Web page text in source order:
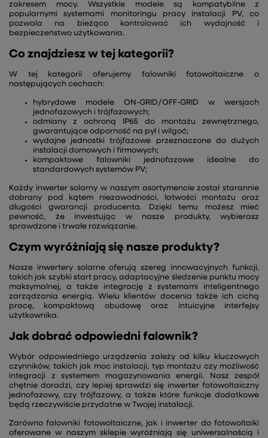
zakresem mocy. Wszystkie modele są kompatybilne z
popularnymi systemami monitoringu pracy instalacji PV, co
pozwala na bieżąco kontrolować ich wydajność i
bezpieczeństwo użytkowania.
Co znajdziesz w tej kategorii?
W tej kategorii oferujemy falowniki fotowoltaiczne o
następujących cechach:
hybrydowe modele ON-GRID/OFF-GRID w wersjach
jednofazowych i trójfazowych;
odmiany z ochroną IP65 do montażu zewnętrznego,
gwarantujące odporność na pył i wilgoć;
wydajne jednostki trójfazowe przeznaczone do dużych
instalacji domowych i firmowych;
kompaktowe falowniki jednofazowe idealne do
standardowych systemów PV;
Każdy inwerter solarny w naszym asortymencie został starannie
dobrany pod kątem niezawodności, łatwości montażu oraz
długości gwarancji producenta. Dzięki temu możesz mieć
pewność, że inwestując w nasze produkty, wybierasz
sprawdzone i trwałe rozwiązanie.
Czym wyróżniają się nasze produkty?
Nasze inwertery solarne oferują szereg innowacyjnych funkcji,
takich jak szybki start pracy, adaptacyjne śledzenie punktu mocy
maksymalnej, a także integrację z systemami inteligentnego
zarządzania energią. Wielu klientów docenia także ich cichą
pracę, kompaktową obudowę oraz intuicyjne interfejsy
użytkownika.
Jak dobrać odpowiedni falownik?
Wybór odpowiedniego urządzenia zależy od kilku kluczowych
czynników, takich jak moc instalacji, typ montażu czy możliwość
integracji z systemem magazynowania energii. Nasz zespół
chętnie doradzi, czy lepiej sprawdzi się inwerter fotowoltaiczny
jednofazowy, czy trójfazowy, a także które funkcje dodatkowe
będą rzeczywiście przydatne w Twojej instalacji.
Zarówno falowniki fotowoltaiczne, jak i inwerter do fotowoltaiki
oferowane w naszym sklepie wyróżniają się uniwersalnością i